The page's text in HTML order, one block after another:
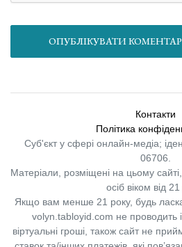
ОПУБЛІКУВАТИ КОМЕНТАР
Контакти
Політика
Суб'єкт у сфері онлайн-медіа;
06706.
Матеріали, розміщені на цьому
осіб віком від 21
Якщо вам менше 21 року, будь
volyn.tabloyid.com не проводить
віртуальні гроші, також сайт не